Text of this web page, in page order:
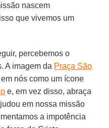
nascem
que vivemos um
percebemos o
A imagem da Praça São
nós como um ícone
e, em vez disso, abraça
em nossa missão
a impotência